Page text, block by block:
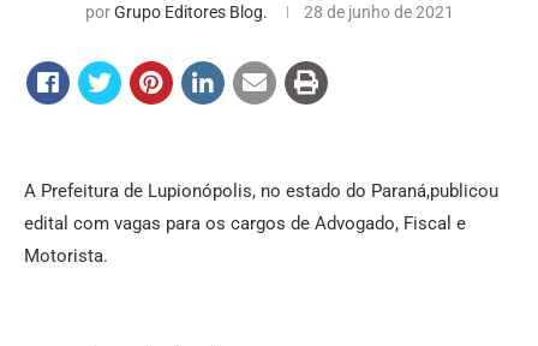
porGrupo Editores Blog. 28 de junho de 2021
A Prefeitura de Lupionópolis, no estado do Paraná,publicou
edital com vagas para os cargos de Advogado, Fiscal e
Motorista.